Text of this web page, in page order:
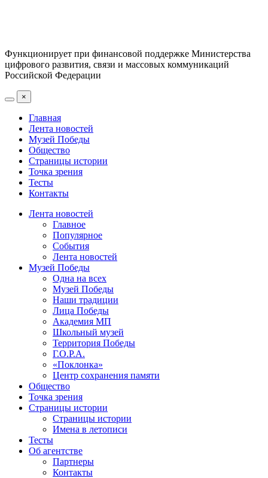
Функционирует при финансовой поддержке Министерства
цифрового развития, связи и массовых коммуникаций
Российской Федерации
×
Главная
Лента новостей
Музей Победы
Общество
Страницы истории
Точка зрения
Тесты
Контакты
Лента новостей
Главное
Популярное
События
Лента новостей
Музей Победы
Одна на всех
Музей Победы
Наши традиции
Лица Победы
Академия МП
Школьный музей
Территория Победы
Г.О.Р.А.
«Поклонка»
Центр сохранения памяти
Общество
Точка зрения
Страницы истории
Страницы истории
Имена в летописи
Тесты
Об агентстве
Партнеры
Контакты